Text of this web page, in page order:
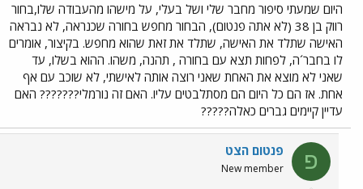
היום שמעתי סיפור מחבר שלי ושל בעלי, על מישהו מהעבודה שלו,בחור
רווק בן 38 (לא אתה פנטום), הבחור מחפש בחורה שכנראה, לא נבראה
האישה שתלד את האישה, שתלד את זאת שהוא מחפש. בקיצור, אומרים
לו בחבר´ה, לפחות תצא עם בחורה , תהנה, משהו. ההוא בשלו, עד
שאני לא מוצא את האחת שאני רוצה אותה לאישתי, לא שוכב עם אף
אחת. אז הם כל היום הם מסתלבטים עליו. האם זה נורמלי??????? האם
עדיין קיימים גברים כאלה?????
פ פנטום הצט
New member